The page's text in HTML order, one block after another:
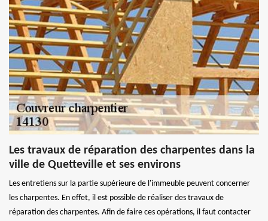
Les travaux de réparation des charpentes dans la
ville de Quetteville et ses environs
Les entretiens sur la partie supérieure de l'immeuble peuvent concerner
les charpentes. En effet, il est possible de réaliser des travaux de
réparation des charpentes. Afin de faire ces opérations, il faut contacter